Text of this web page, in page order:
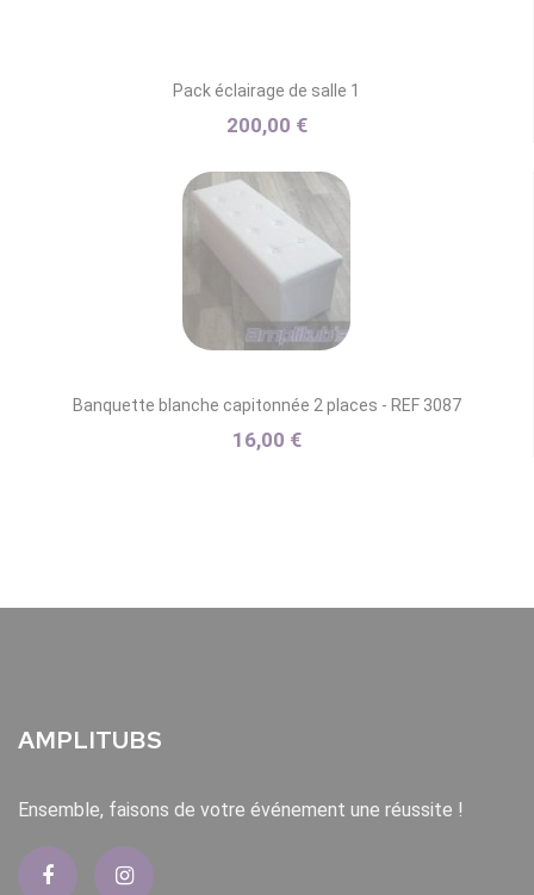
Pack éclairage de salle 1
200,00 €
Banquette blanche capitonnée 2 places - REF 3087
16,00 €
AMPLITUBS
Ensemble, faisons de votre événement une réussite !